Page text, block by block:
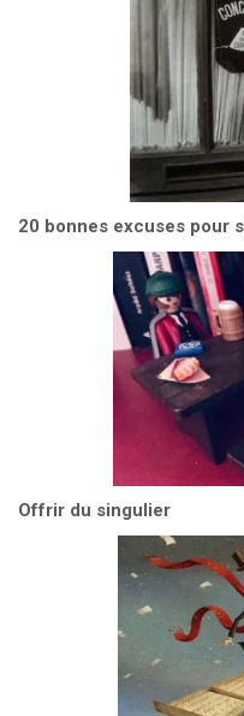
20 bonnes excuses pour
Offrir du singulier